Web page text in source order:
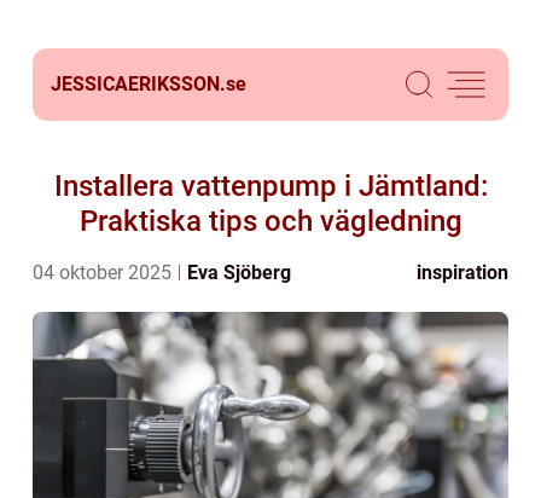
JESSICAERIKSSON.se
Installera vattenpump i Jämtland:
Praktiska tips och vägledning
04 oktober 2025 Eva Sjöberg inspiration